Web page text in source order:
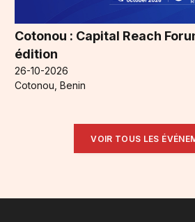
Cotonou : Capital Reach
édition
26-10-2026
Cotonou, Benin
VOIR TOUS LES